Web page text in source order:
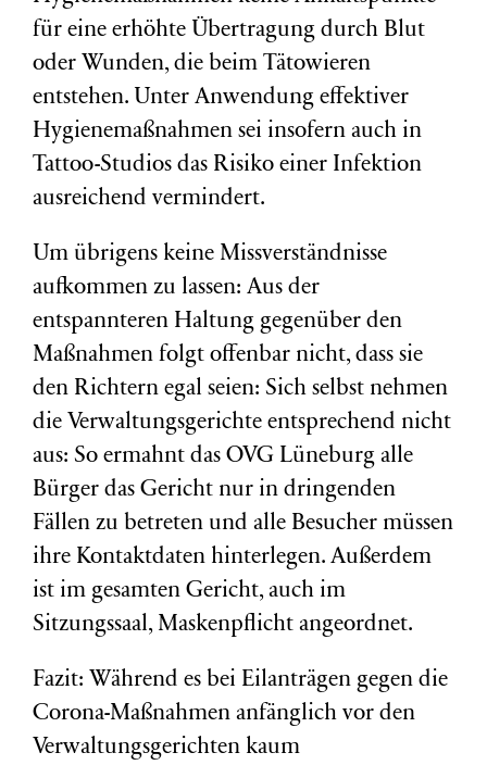
für eine erhöhte Übertragung durch Blut
oder Wunden, die beim Tätowieren
entstehen. Unter Anwendung effektiver
Hygienemaßnahmen sei insofern auch in
Tattoo-Studios das Risiko einer Infektion
ausreichend vermindert.
Um übrigens keine Missverständnisse
aufkommen zu lassen: Aus der
entspannteren Haltung gegenüber den
Maßnahmen folgt offenbar nicht, dass sie
den Richtern egal seien: Sich selbst nehmen
die Verwaltungsgerichte entsprechend nicht
aus: So ermahnt das OVG Lüneburg alle
Bürger das Gericht nur in dringenden
Fällen zu betreten und alle Besucher müssen
ihre Kontaktdaten hinterlegen. Außerdem
ist im gesamten Gericht, auch im
Sitzungssaal, Maskenpflicht angeordnet.
Fazit: Während es bei Eilanträgen gegen die
Corona-Maßnahmen anfänglich vor den
Verwaltungsgerichten kaum